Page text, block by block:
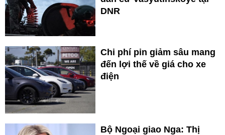
DNR
Chi phí pin giảm sâu mang
đến lợi thế về giá cho xe
điện
Bộ Ngoại giao Nga: Thị